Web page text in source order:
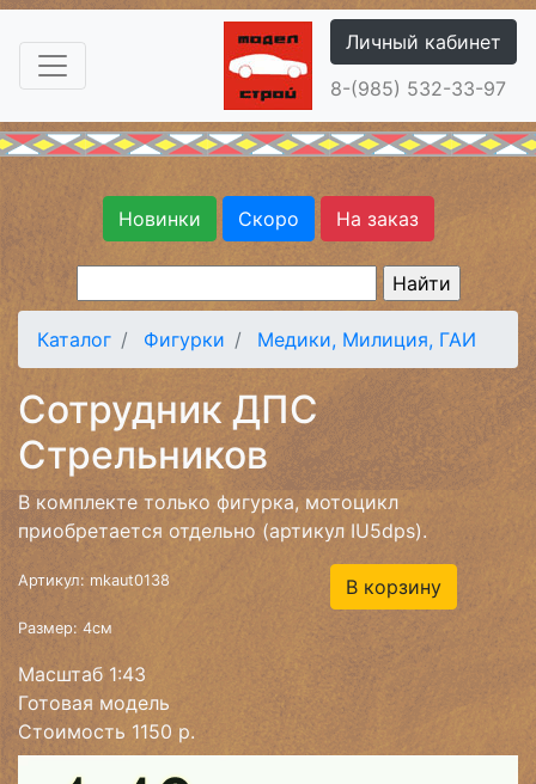
Личный кабинет
8-(985) 532-33-97
Новинки Скоро На заказ
Каталог Фигурки Медики, Милиция, ГАИ
Сотрудник ДПС
Стрельников
В комплекте только фигурка, мотоцикл
приобретается отдельно (артикул IU5dps).
Артикул: mkaut0138
Размер: 4см
Масштаб 1:43
Готовая модель
Стоимость 1150 р.
В корзину